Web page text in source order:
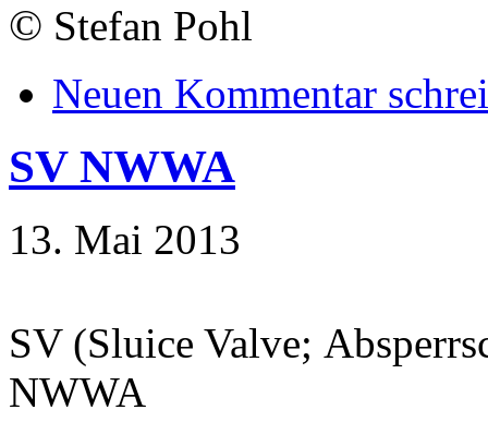
© Stefan Pohl
Neuen Kommentar
SV NWWA
13. Mai 2013
SV (Sluice Valve;
NWWA